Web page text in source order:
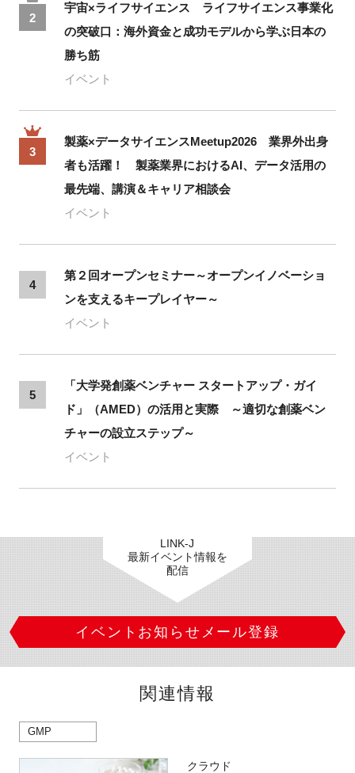
2
宇宙×ライフサイエンス ライフサイエンス事業化
の突破口：海外資金と成功モデルから学ぶ日本の
勝ち筋
イベント
3
製薬×データサイエンスMeetup2026 業界外出身
者も活躍！ 製薬業界におけるAI、データ活用の
最先端、講演＆キャリア相談会
イベント
4
第２回オープンセミナー～オープンイノベーショ
ンを支えるキープレイヤー～
イベント
5
「大学発創薬ベンチャー スタートアップ・ガイ
ド」（AMED）の活用と実際 ～適切な創薬ベン
チャーの設立ステップ～
イベント
LINK-J
最新イベント情報を
配信
イベントお知らせメール登録
関連情報
GMP
クラウド